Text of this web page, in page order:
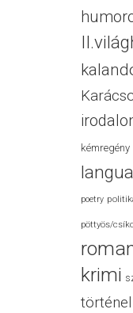
kémregény
poetry
pöttyös/
krimi